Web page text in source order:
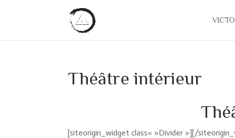
Théâtre intérieur
[siteorigin_widget class= »Divider »][/